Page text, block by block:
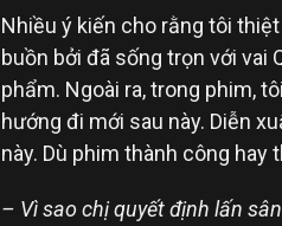
Nhiều ý kiến cho rằng tôi
buồn bởi đã sống trọn với vai
phẩm. Ngoài ra, trong phim,
hướng đi mới sau này. Diễn
này. Dù phim thành công
– Vì sao chị quyết định lấn